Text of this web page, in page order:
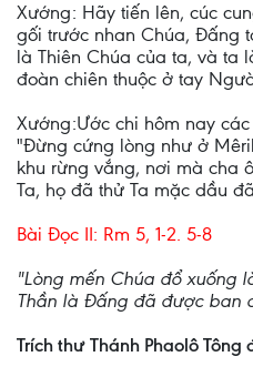
Xướng: Hãy tiến lên, cúc
gối trước nhan Chúa, Ðấng
là Thiên Chúa của ta, và ta
đoàn chiên thuộc ở tay
Xướng:Ước chi hôm nay
"Ðừng cứng lòng như ở
khu rừng vắng, nơi mà cha
Ta, họ đã thử Ta mặc dầu
Bài Ðọc II: Rm 5, 1-2. 5-8
"Lòng mến Chúa đổ xuống
Thần là Ðấng đã được ban
Trích thư Thánh Phaolô